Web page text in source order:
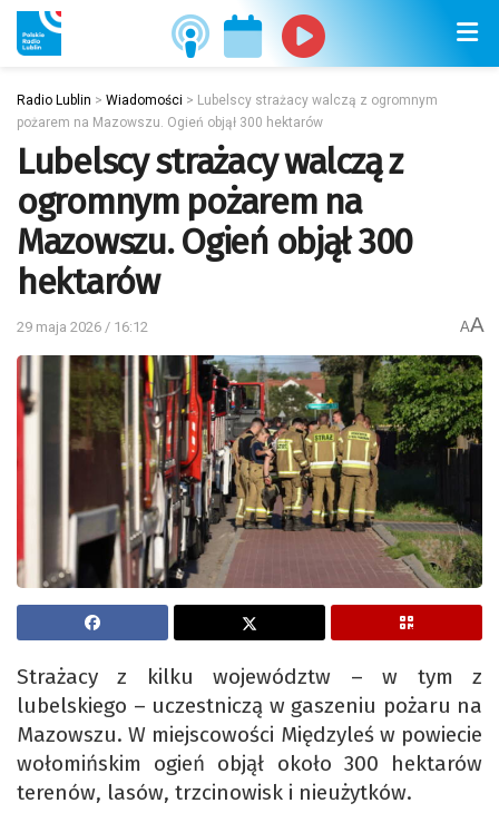
Radio Lublin > Wiadomości > Lubelscy strażacy walczą z ogromnym
pożarem na Mazowszu. Ogień objął 300 hektarów
Lubelscy strażacy walczą z
ogromnym pożarem na
Mazowszu. Ogień objął 300
hektarów
29 maja 2026 / 16:12 AA
Strażacy z kilku województw – w tym z
lubelskiego – uczestniczą w gaszeniu pożaru na
Mazowszu. W miejscowości Międzyleś w powiecie
wołomińskim ogień objął około 300 hektarów
terenów, lasów, trzcinowisk i nieużytków.